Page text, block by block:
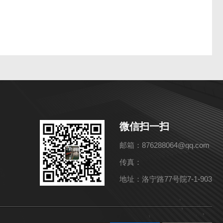
微信扫一扫
邮箱：876288064@qq.com
传真：
地址：洛宁路77号院7-1-903